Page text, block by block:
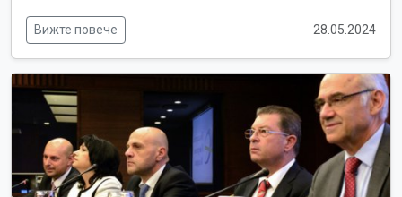
Вижте повече 28.05.2024